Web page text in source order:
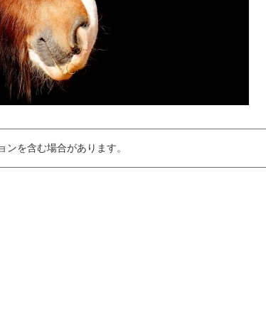
を含む場合があります。